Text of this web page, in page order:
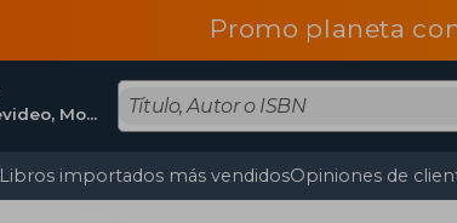
Promo planeta
Montevideo, Montevideo
Libros importados más vendidosOpiniones de